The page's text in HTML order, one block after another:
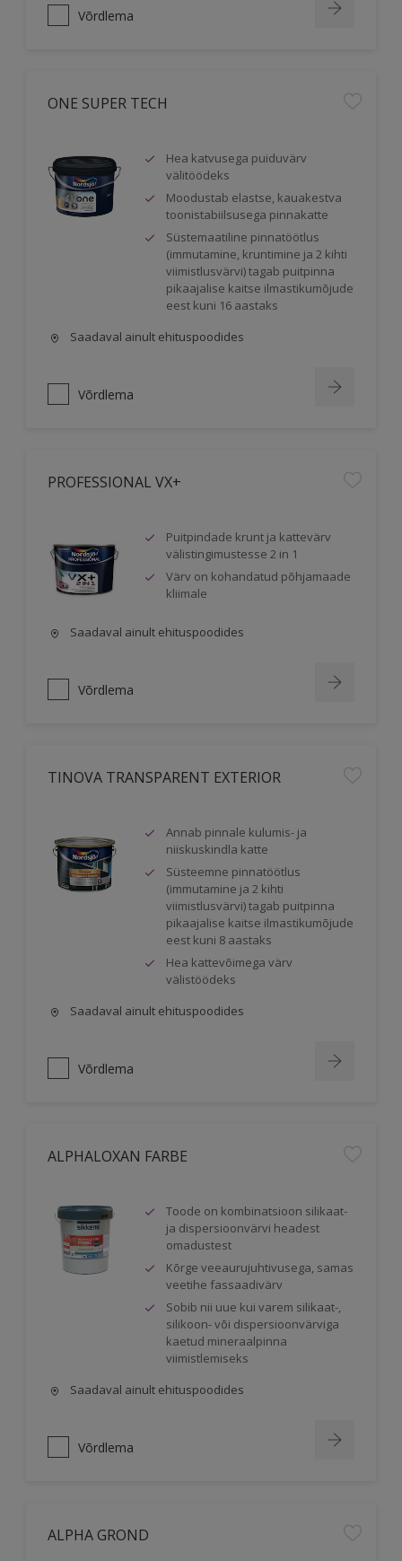
Võrdlema
ONE SUPER TECH
Hea katvusega puiduvärv
välitöödeks
Moodustab elastse, kauakestva
toonistabiilsusega pinnakatte
Süstemaatiline pinnatöötlus
(immutamine, kruntimine ja 2 kihti
viimistlusvärvi) tagab puitpinna
pikaajalise kaitse ilmastikumõjude
eest kuni 16 aastaks
Saadaval ainult ehituspoodides
Võrdlema
PROFESSIONAL VX+
Puitpindade krunt ja kattevärv
välistingimustesse 2 in 1
Värv on kohandatud põhjamaade
kliimale
Saadaval ainult ehituspoodides
Võrdlema
TINOVA TRANSPARENT EXTERIOR
Annab pinnale kulumis- ja
niiskuskindla katte
Süsteemne pinnatöötlus
(immutamine ja 2 kihti
viimistlusvärvi) tagab puitpinna
pikaajalise kaitse ilmastikumõjude
eest kuni 8 aastaks
Hea kattevõimega värv
välistöödeks
Saadaval ainult ehituspoodides
Võrdlema
ALPHALOXAN FARBE
Toode on kombinatsioon silikaat-
ja dispersioonvärvi headest
omadustest
Kõrge veeaurujuhtivusega, samas
veetihe fassaadivärv
Sobib nii uue kui varem silikaat-,
silikoon- või dispersioonvärviga
kaetud mineraalpinna
viimistlemiseks
Saadaval ainult ehituspoodides
Võrdlema
ALPHA GROND